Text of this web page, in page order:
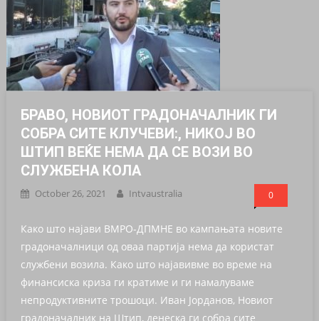
БРАВО, НОВИОТ ГРАДОНАЧАЛНИК ГИ
СОБРА СИТЕ КЛУЧЕВИ:, НИКОЈ ВО
ШТИП ВЕЌЕ НЕМА ДА СЕ ВОЗИ ВО
СЛУЖБЕНА КОЛА
October 26, 2021 Intvaustralia 0
Како што најави ВМРО-ДПМНЕ во кампањата новите
градоначалници од оваа партија нема да користат
службени возила. Како што најавивме во време на
финансиска криза ги кратиме и ги намалуваме
непродуктивните трошоци. Иван Јорданов, Новиот
градоначалник на Штип, денеска ги собра сите